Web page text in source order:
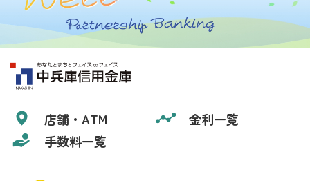
店舗・ATM
金利一覧
手数料一覧